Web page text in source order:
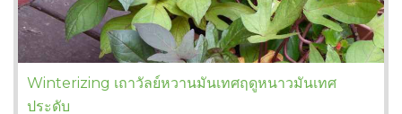
Winterizing เถาวัลย์หวานมันเทศฤดูหนาวมันเทศ
ประดับ